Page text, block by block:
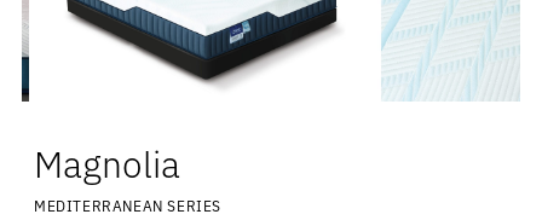
Magnolia
MEDITERRANEAN SERIES